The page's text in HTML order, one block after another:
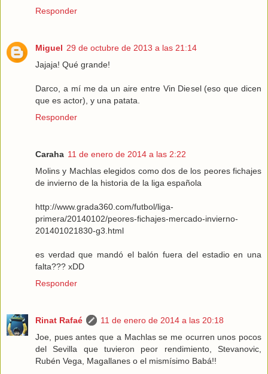
Responder
Miguel 29 de octubre de 2013 a las 21:14
Jajaja! Qué grande!
Darco, a mí me da un aire entre Vin Diesel (eso que dicen
que es actor), y una patata.
Responder
Caraha 11 de enero de 2014 a las 2:22
Molins y Machlas elegidos como dos de los peores fichajes
de invierno de la historia de la liga española
http://www.grada360.com/futbol/liga-
primera/20140102/peores-fichajes-mercado-invierno-
201401021830-g3.html
es verdad que mandó el balón fuera del estadio en una
falta??? xDD
Responder
Rinat Rafaé
11 de enero de 2014 a las 20:18
Joe, pues antes que a Machlas se me ocurren unos pocos
del Sevilla que tuvieron peor rendimiento, Stevanovic,
Rubén Vega, Magallanes o el mismísimo Babá!!